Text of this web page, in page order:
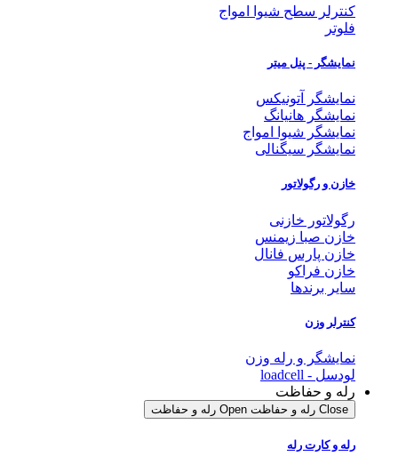
کنترلر سطح شیوا امواج
فلوتر
نمایشگر - پنل میتر
نمایشگر آتونیکس
نمایشگر هانیانگ
نمایشگر شیوا امواج
نمایشگر سیگنالی
خازن و رگولاتور
رگولاتور خازنی
خازن صبا زیمنس
خازن پارس فانال
خازن فراکو
سایر برندها
کنترلر وزن
نمایشگر و رله وزن
لودسل - loadcell
رله و حفاظت
Close رله و حفاظت Open رله و حفاظت
رله و کارت رله